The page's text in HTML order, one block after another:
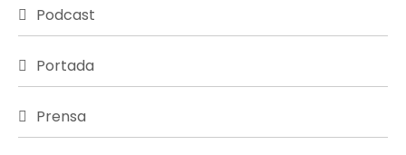
Podcast
Portada
Prensa